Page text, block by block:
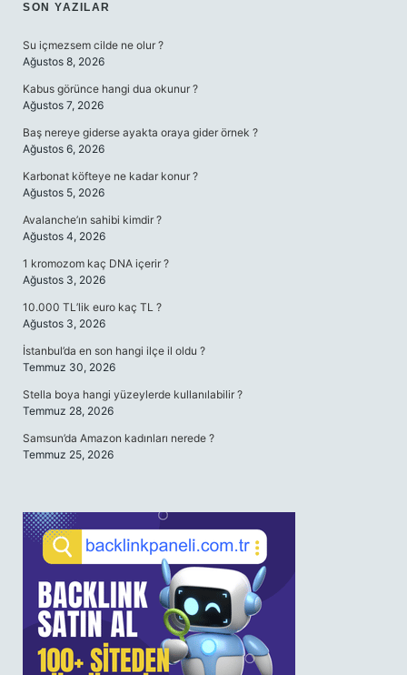
SIDEBAR
SON YAZILAR
Su içmezsem cilde ne olur ?
Ağustos 8, 2026
Kabus görünce hangi dua okunur ?
Ağustos 7, 2026
Baş nereye giderse ayakta oraya gider örnek ?
Ağustos 6, 2026
Karbonat köfteye ne kadar konur ?
Ağustos 5, 2026
Avalanche’ın sahibi kimdir ?
Ağustos 4, 2026
1 kromozom kaç DNA içerir ?
Ağustos 3, 2026
10.000 TL’lik euro kaç TL ?
Ağustos 3, 2026
İstanbul’da en son hangi ilçe il oldu ?
Temmuz 30, 2026
Stella boya hangi yüzeylerde kullanılabilir ?
Temmuz 28, 2026
Samsun’da Amazon kadınları nerede ?
Temmuz 25, 2026